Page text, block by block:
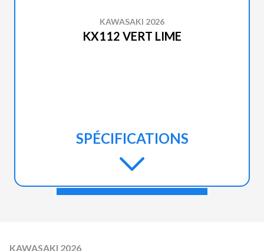
KAWASAKI 2026
KX112 VERT LIME
SPÉCIFICATIONS
KAWASAKI 2026